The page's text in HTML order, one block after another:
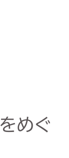
めぐ